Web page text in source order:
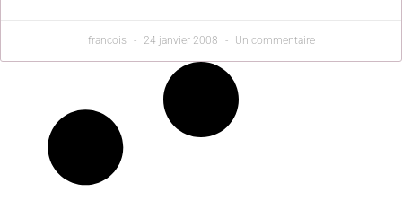
francois 24 janvier 2008 Un commentaire